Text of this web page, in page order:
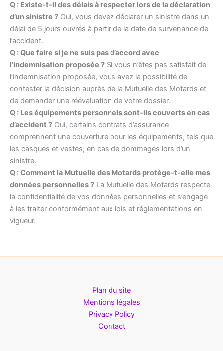
Q : Existe-t-il des délais à respecter lors de la déclaration
d’un sinistre ? Oui, vous devez déclarer un sinistre dans un
délai de 5 jours ouvrés à partir de la date de survenance de
l’accident.
Q : Que faire si je ne suis pas d’accord avec
l’indemnisation proposée ? Si vous n’êtes pas satisfait de
l’indemnisation proposée, vous avez la possibilité de
contester la décision auprès de la Mutuelle des Motards et
de demander une réévaluation de votre dossier.
Q : Les équipements personnels sont-ils couverts en cas
d’accident ? Oui, certains contrats d’assurance
comprennent une couverture pour les équipements, tels que
les casques et vestes, en cas de dommages lors d’un
sinistre.
Q : Comment la Mutuelle des Motards protège-t-elle mes
données personnelles ? La Mutuelle des Motards respecte
la confidentialité de vos données personnelles et s’engage
à les traiter conformément aux lois et réglementations en
vigueur.
Plan du site
Mentions légales
Privacy Policy
Contact